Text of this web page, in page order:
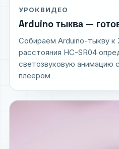
УРОКВИДЕО
Arduino тыква —
Собираем Arduino-тыкву к
расстояния HC-SR04
светозвуковую анимацию
плеером